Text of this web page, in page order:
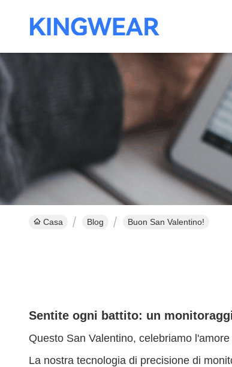
Casa Blog Buon San Valentino!
Sentite ogni battito: un
Questo San Valentino, celebriamo
La nostra tecnologia di precisione di